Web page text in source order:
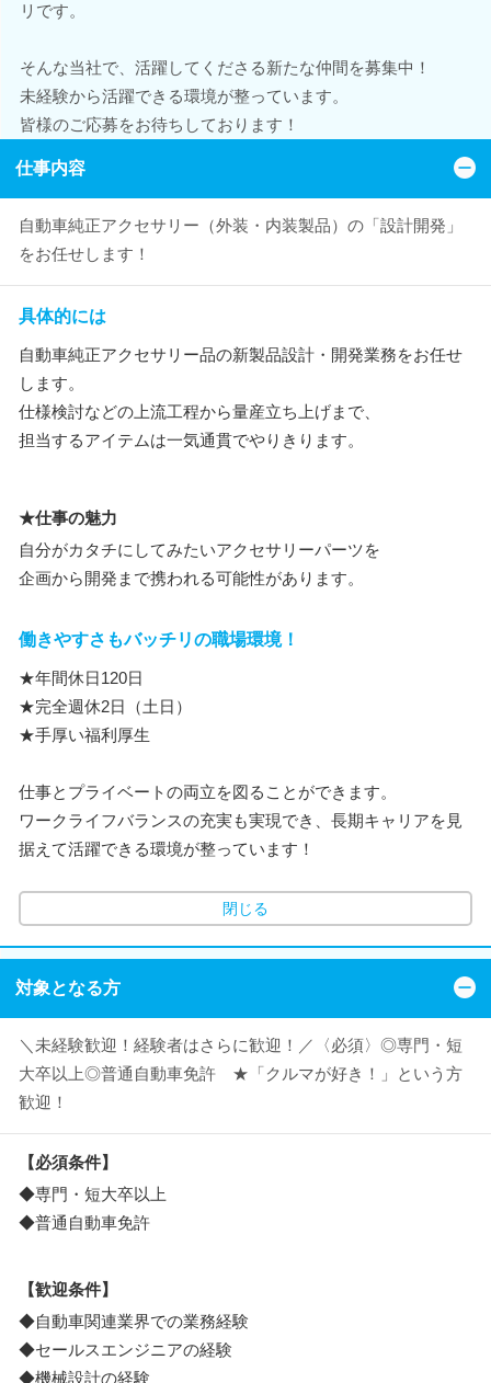
リです。
そんな当社で、活躍してくださる新たな仲間を募集中！
未経験から活躍できる環境が整っています。
皆様のご応募をお待ちしております！
仕事内容
自動車純正アクセサリー（外装・内装製品）の「設計開発」
をお任せします！
具体的には
自動車純正アクセサリー品の新製品設計・開発業務をお任せ
します。
仕様検討などの上流工程から量産立ち上げまで、
担当するアイテムは一気通貫でやりきります。
★仕事の魅力
自分がカタチにしてみたいアクセサリーパーツを
企画から開発まで携われる可能性があります。
働きやすさもバッチリの職場環境！
★年間休日120日
★完全週休2日（土日）
★手厚い福利厚生
仕事とプライベートの両立を図ることができます。
ワークライフバランスの充実も実現でき、長期キャリアを見
据えて活躍できる環境が整っています！
閉じる
対象となる方
＼未経験歓迎！経験者はさらに歓迎！／〈必須〉◎専門・短
大卒以上◎普通自動車免許 ★「クルマが好き！」という方
歓迎！
【必須条件】
◆専門・短大卒以上
◆普通自動車免許
【歓迎条件】
◆自動車関連業界での業務経験
◆セールスエンジニアの経験
◆機械設計の経験